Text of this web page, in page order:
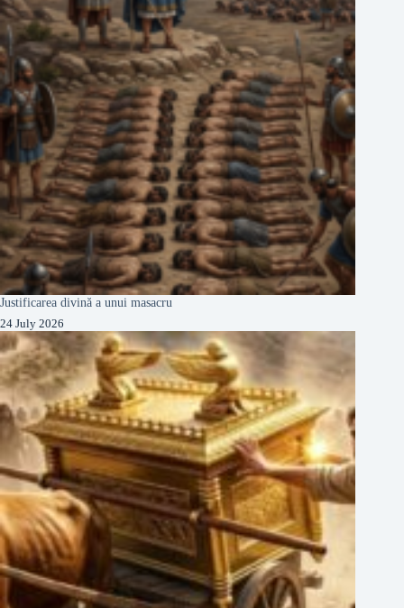
Justificarea divină a unui masacru
24 July 2026